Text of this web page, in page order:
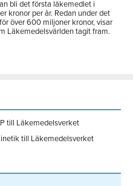
bli det första läkemedlet i
kronor per år. Redan under det
över 600 miljoner kronor, visar
Läkemedelsvärlden tagit fram.
till Läkemedelsverket
till Läkemedelsverket